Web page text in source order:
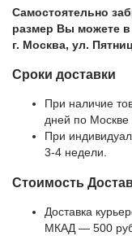
Самостоятельно
размер Вы можете
г. Москва, ул.
Сроки доставки
При наличие
дней по Москве
При
3-4 недели.
Стоимость
Доставка
МКАД — 500